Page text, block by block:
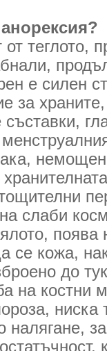
теглото,
е силен
за
слаби
се кожа,
до
на костни
ниска
налягане,